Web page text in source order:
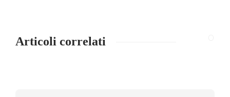
Articoli correlati